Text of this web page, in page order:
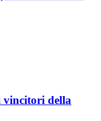
vincitori della